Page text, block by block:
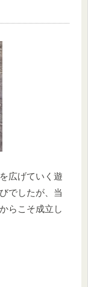
広げていく遊
でしたが、当
らこそ成立し